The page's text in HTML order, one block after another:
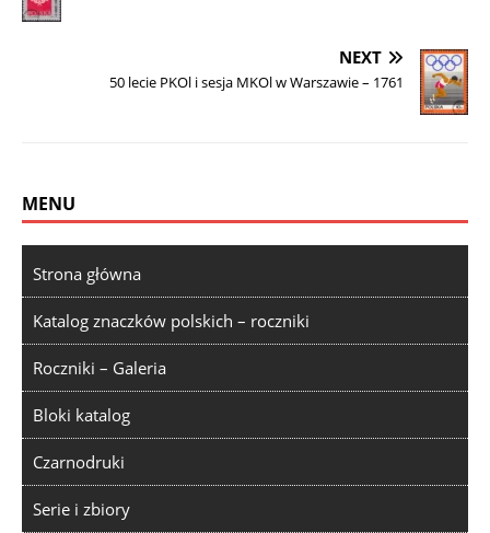
NEXT
50 lecie PKOl i sesja MKOl w Warszawie – 1761
MENU
Strona główna
Katalog znaczków polskich – roczniki
Roczniki – Galeria
Bloki katalog
Czarnodruki
Serie i zbiory